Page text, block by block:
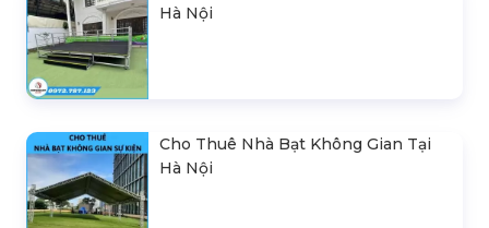
Hà Nội
Cho Thuê Nhà Bạt Không Gian Tại
Hà Nội